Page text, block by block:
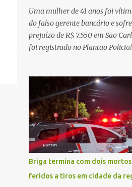
fortalecimento da atenção
infraestrutura hospitalar e da
regionalização dos serviços de
Entretanto, em um cenário de
pública não é apenas investir
decidir melhor onde investir
maior benefício possível à
reflexão encontra respaldo
da admini...
Uma mulher de 41 anos foi
do falso gerente bancário e
prejuízo de R$ 7.550 em São
foi registrado no Plantão Policial
ocorrência, a vítima recebeu
WhatsApp de um homem que
o novo gerente da conta
empresa. O suspeito alegou que
necessário atualizar o cadastro
passou a orientar a vítima sobre
procedimentos que deveriam
Dias depois, o golpista enviou um
documento em PDF simulando
Briga termina com dois
feridos a tiros em cidade da